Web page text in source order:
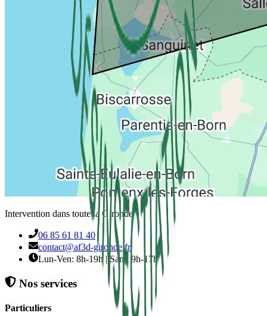
Intervention dans toute la Gironde
06 85 61 81 40
contact@af3d-gironde.fr
Lun-Ven: 8h-19h | Sam: 9h-17h
Nos services
Particuliers